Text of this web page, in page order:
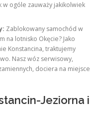
w ogóle zauważy jakikolwiek
Zablokowany samochód w
na lotnisko Okęcie? Jako
Konstancina, traktujemy
Nasz wóz serwisowy,
dociera na miejsce
Jeziorna i